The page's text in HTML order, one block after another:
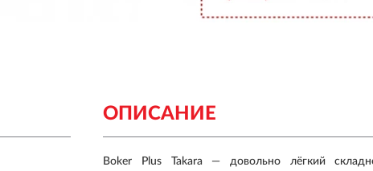
ОПИСАНИЕ
Boker Plus Takara — довольно лёгкий